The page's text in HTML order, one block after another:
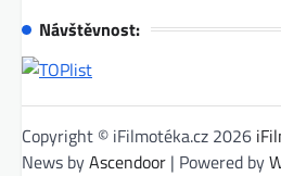
Návštěvnost:
Copyright © iFilmotéka.cz 2026
News byAscendoor | Powered by